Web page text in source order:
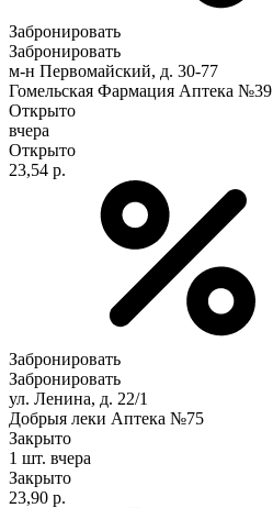
Забронировать
Забронировать
м-н Первомайский, д. 30-77
Гомельская Фармация Аптека №39
Открыто
вчера
Открыто
23,54 р.
Забронировать
Забронировать
ул. Ленина, д. 22/1
Добрыя леки Аптека №75
Закрыто
1 шт. вчера
Закрыто
23,90 р.